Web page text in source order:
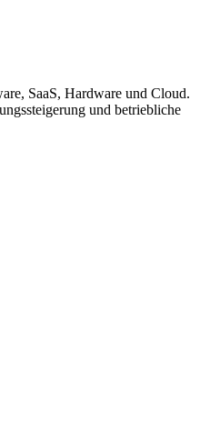
SaaS, Hardware und Cloud.
und betriebliche